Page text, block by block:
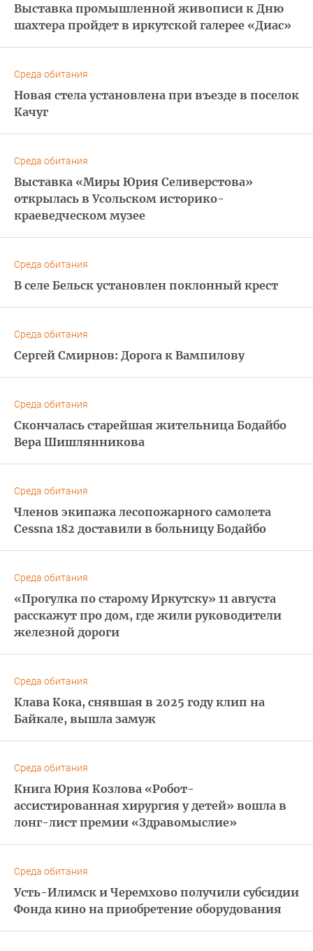
Выставка промышленной живописи к Дню
шахтера пройдет в иркутской галерее «Диас»
Среда обитания
Новая стела установлена при въезде в поселок
Качуг
Среда обитания
Выставка «Миры Юрия Селиверстова»
открылась в Усольском историко-
краеведческом музее
Среда обитания
В селе Бельск установлен поклонный крест
Среда обитания
Сергей Смирнов: Дорога к Вампилову
Среда обитания
Скончалась старейшая жительница Бодайбо
Вера Шишлянникова
Среда обитания
Членов экипажа лесопожарного самолета
Cessna 182 доставили в больницу Бодайбо
Среда обитания
«Прогулка по старому Иркутску» 11 августа
расскажут про дом, где жили руководители
железной дороги
Среда обитания
Клава Кока, снявшая в 2025 году клип на
Байкале, вышла замуж
Среда обитания
Книга Юрия Козлова «Робот-
ассистированная хирургия у детей» вошла в
лонг-лист премии «Здравомыслие»
Среда обитания
Усть-Илимск и Черемхово получили субсидии
Фонда кино на приобретение оборудования